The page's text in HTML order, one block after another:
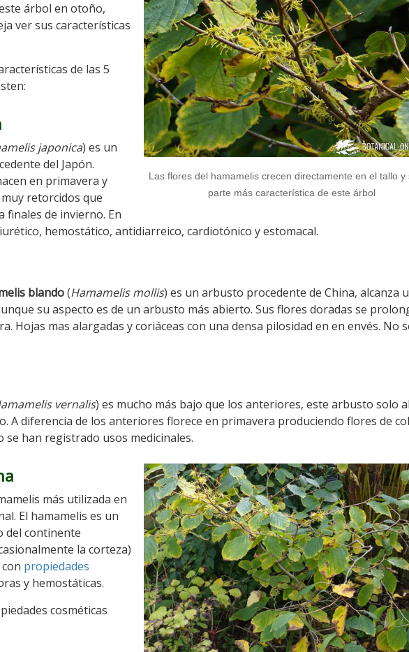
Las flores del hamamelis crecen directamente en el tallo y
parte más característica de este árbol
árbol en otoño,
ver sus características
de las 5
japonica) es un
del Japón.
en primavera y
retorcidos que
finales de invierno. En
hemostático, antidiarreico, cardiotónico y estomacal.
blando(Hamamelis mollis) es un arbusto procedente de China, alcanza
su aspecto es de un arbusto más abierto. Sus flores doradas se
Hojas mas alargadas y coriáceas con una densa pilosidad en en envés. No
vernalis) es mucho más bajo que los anteriores, este arbusto solo
A diferencia de los anteriores florece en primavera produciendo flores de
se han registrado usos medicinales.
más utilizada en
El hamamelis es un
del continente
la corteza)
propiedades
y hemostáticas.
cosméticas